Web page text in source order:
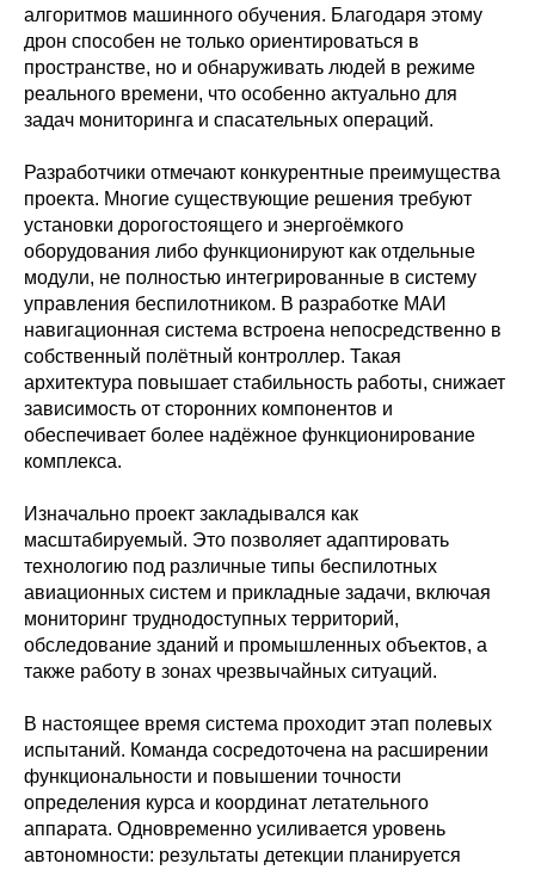
алгоритмов машинного обучения. Благодаря этому
дрон способен не только ориентироваться в
пространстве, но и обнаруживать людей в режиме
реального времени, что особенно актуально для
задач мониторинга и спасательных операций.
Разработчики отмечают конкурентные преимущества
проекта. Многие существующие решения требуют
установки дорогостоящего и энергоёмкого
оборудования либо функционируют как отдельные
модули, не полностью интегрированные в систему
управления беспилотником. В разработке МАИ
навигационная система встроена непосредственно в
собственный полётный контроллер. Такая
архитектура повышает стабильность работы, снижает
зависимость от сторонних компонентов и
обеспечивает более надёжное функционирование
комплекса.
Изначально проект закладывался как
масштабируемый. Это позволяет адаптировать
технологию под различные типы беспилотных
авиационных систем и прикладные задачи, включая
мониторинг труднодоступных территорий,
обследование зданий и промышленных объектов, а
также работу в зонах чрезвычайных ситуаций.
В настоящее время система проходит этап полевых
испытаний. Команда сосредоточена на расширении
функциональности и повышении точности
определения курса и координат летательного
аппарата. Одновременно усиливается уровень
автономности: результаты детекции планируется
© 2015-2026 НАУРР. Все права защищены. При использовании материалов
ссылка на ROBOTUNION.RU — обязательна
Политика конфиденциальности
© 2015-2026 НАУРР. Все права защищены.
При использовании материалов ссылка на ROBOTUNION.RU — обязательна